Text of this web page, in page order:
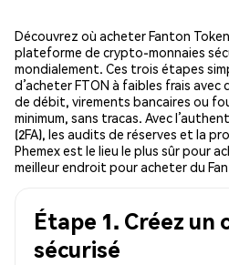
Découvrez où acheter Fanton
plateforme de crypto-monnaies
mondialement. Ces trois étapes
d’acheter FTON à faibles frais
de débit, virements bancaires ou
minimum, sans tracas. Avec
(2FA), les audits de réserves et la
Phemex est le lieu le plus sûr pour
meilleur endroit pour acheter du
Étape 1. Créez un
sécurisé